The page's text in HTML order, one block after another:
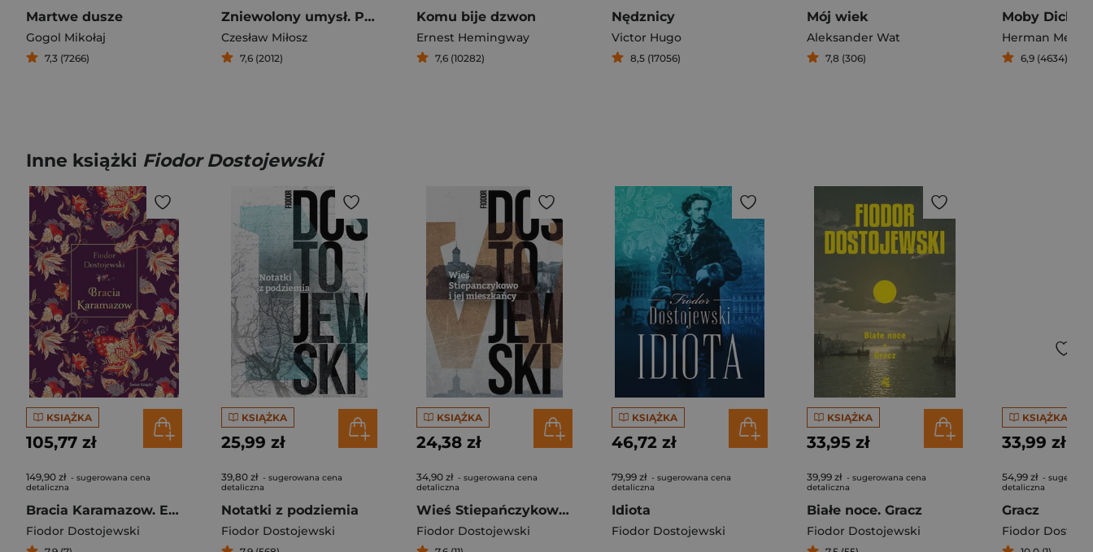
Martwe dusze
Gogol Mikołaj
7,3 (7266)
Zniewolony umysł. Przedmowa: Timothy Snyder
Czesław Miłosz
7,6 (2012)
Komu bije dzwon
Ernest Hemingway
7,6 (10282)
Nędznicy
Victor Hugo
8,5 (17056)
Mój wiek
Aleksander Wat
7,8 (306)
Moby Dick
Herman
6,9 (4634)
Inne książki Fiodor Dostojewski
KSIĄŻKA
105,77 zł
149,90 zł - sugerowana cena
detaliczna
Bracia Karamazow. Edycja elegancka
Fiodor Dostojewski
KSIĄŻKA
25,99 zł
39,80 zł - sugerowana cena
detaliczna
Notatki z podziemia
Fiodor Dostojewski
KSIĄŻKA
24,38 zł
34,90 zł - sugerowana cena
detaliczna
Wieś Stiepańczykowo i jej mieszkańcy
Fiodor Dostojewski
KSIĄŻKA
46,72 zł
79,99 zł - sugerowana cena
detaliczna
Idiota
Fiodor Dostojewski
KSIĄŻKA
33,95 zł
39,99 zł - sugerowana cena
detaliczna
Białe noce. Gracz
Fiodor Dostojewski
KSIĄŻKA
33,99 zł
54,99 zł -
detaliczna
Gracz
Fiodor